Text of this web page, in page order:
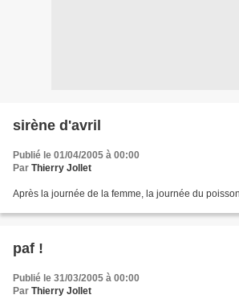
sirène d'avril
Publié le 01/04/2005 à 00:00
Par Thierry Jollet
Après la journée de la femme, la journée du
paf !
Publié le 31/03/2005 à 00:00
Par Thierry Jollet